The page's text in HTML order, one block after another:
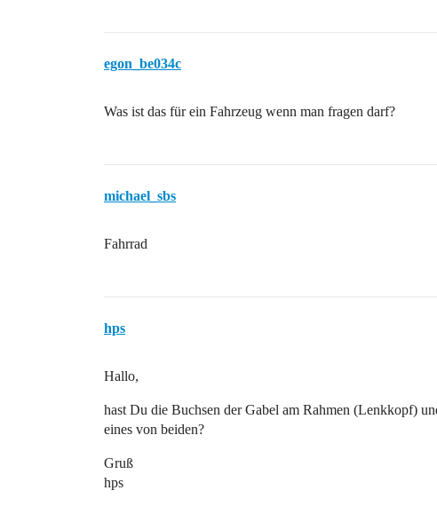
egon_be034c
Was ist das für ein Fahrzeug wenn man fragen darf?
michael_sbs
Fahrrad
hps
Hallo,
hast Du die Buchsen der Gabel am Rahmen (Lenkkopf)
eines von beiden?
Gruß
hps